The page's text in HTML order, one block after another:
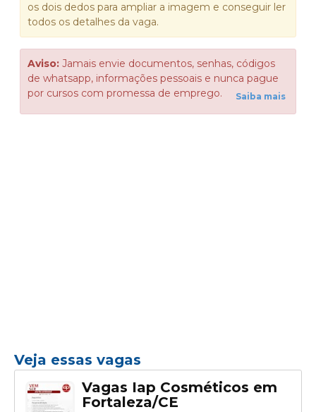
os dois dedos para ampliar a imagem e conseguir ler
todos os detalhes da vaga.
Aviso: Jamais envie documentos, senhas, códigos
de whatsapp, informações pessoais e nunca pague
por cursos com promessa de emprego.
Saiba mais
Veja essas vagas
Vagas Iap Cosméticos em
Fortaleza/CE